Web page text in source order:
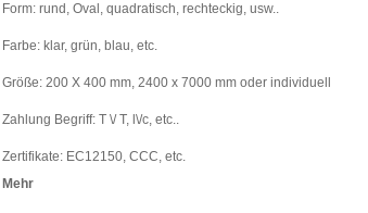
Form: rund, Oval, quadratisch, rechteckig, usw..
Farbe: klar, grün, blau, etc.
Größe: 200 X 400 mm, 2400 x 7000 mm oder individuell
Zahlung Begriff: T \/ T, l\/c, etc..
Zertifikate: EC12150, CCC, etc.
Mehr